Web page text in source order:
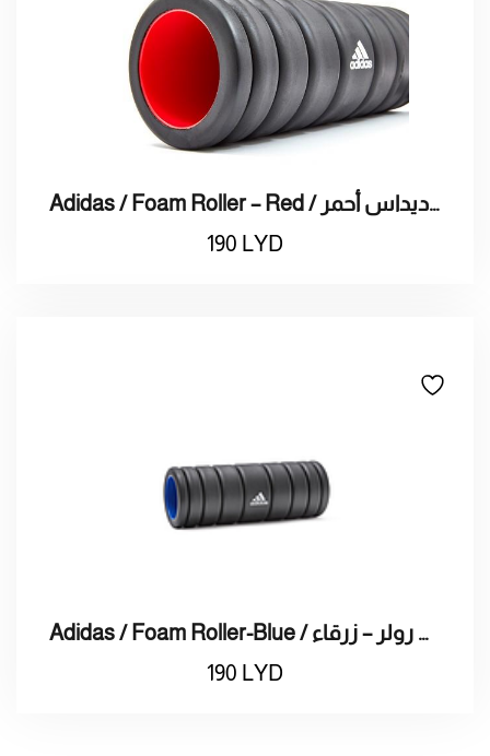
Adidas / Foam Roller – Red / أسطوانة تمارين أديداس أحمر
190 LYD
Adidas / Foam Roller-Blue / اديداس فوم رولر – زرقاء
190 LYD